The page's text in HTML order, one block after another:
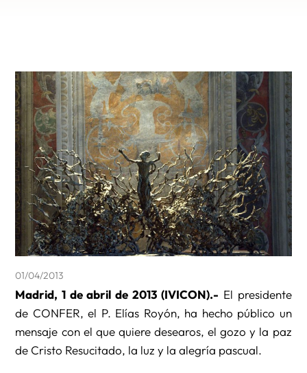
01/04/2013
Madrid, 1 de abril de 2013 (IVICON).- El presidente
de CONFER, el P. Elías Royón, ha hecho público un
mensaje con el que quiere desearos, el gozo y la paz
de Cristo Resucitado, la luz y la alegría pascual.